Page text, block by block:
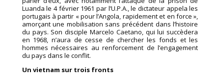
Luanda le 4 février 1961 par l’U.P.A., le dictateur appela les
portugais à partir « pour l’Angola, rapidement et en force »,
amorçant une mobilisation sans précédent dans l’histoire
du pays. Son disciple Marcelo Caetano, qui lui succèdera
en 1968, n’aura de cesse de chercher les fonds et les
hommes nécessaires au renforcement de l’engagement
du pays dans le conflit.
Un vietnam sur trois fronts